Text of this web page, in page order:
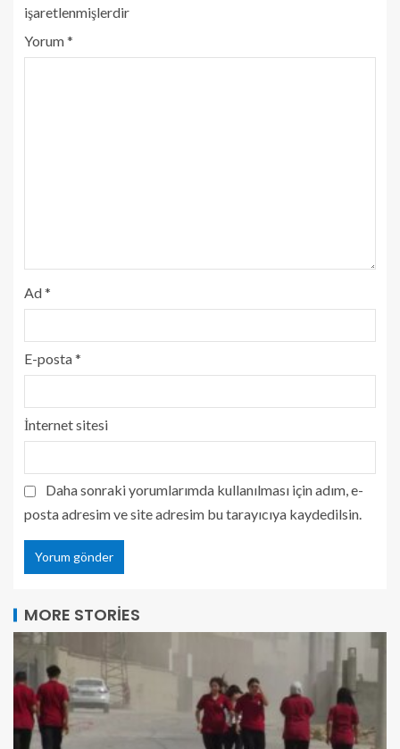
işaretlenmişlerdir
Yorum*
Ad*
E-posta*
İnternet sitesi
Daha sonraki yorumlarımda kullanılması için adım, e-
posta adresim ve site adresim bu tarayıcıya kaydedilsin.
MORE STORIES